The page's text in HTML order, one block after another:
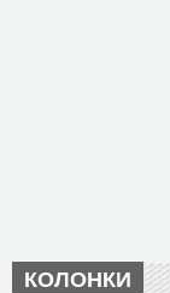
КОЛОНКИ